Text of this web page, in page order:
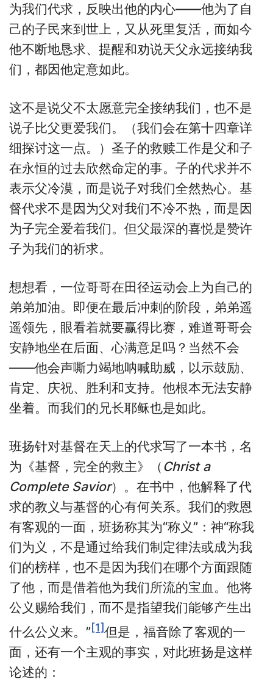
为我们代求，反映出他的内心——他为了自
己的子民来到世上，又从死里复活，而如今
他不断地恳求、提醒和劝说天父永远接纳我
们，都因他定意如此。
这不是说父不太愿意完全接纳我们，也不是
说子比父更爱我们。（我们会在第十四章详
细探讨这一点。）圣子的救赎工作是父和子
在永恒的过去欣然命定的事。子的代求并不
表示父冷漠，而是说子对我们全然热心。基
督代求不是因为父对我们不冷不热，而是因
为子完全爱着我们。但父最深的喜悦是赞许
子为我们的祈求。
想想看，一位哥哥在田径运动会上为自己的
弟弟加油。即便在最后冲刺的阶段，弟弟遥
遥领先，眼看着就要赢得比赛，难道哥哥会
安静地坐在后面、心满意足吗？当然不会
——他会声嘶力竭地呐喊助威，以示鼓励、
肯定、庆祝、胜利和支持。他根本无法安静
坐着。而我们的兄长耶稣也是如此。
班扬针对基督在天上的代求写了一本书，名
为《基督，完全的救主》（ Christ a
Complete Savior）。在书中，他解释了代
求的教义与基督的心有何关系。我们的救恩
有客观的一面，班扬称其为“称义”：神“称我
们为义，不是通过给我们制定律法或成为我
们的榜样，也不是因为我们在哪个方面跟随
了他，而是借着他为我们所流的宝血。他将
公义赐给我们，而不是指望我们能够产生出
什么公义来。”[1]但是，福音除了客观的一
面，还有一个主观的事实，对此班扬是这样
论述的：